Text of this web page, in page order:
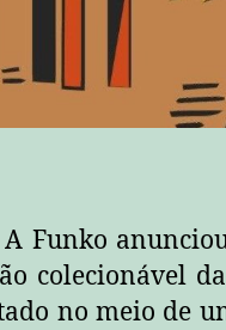
Funko
colecionável
no meio de